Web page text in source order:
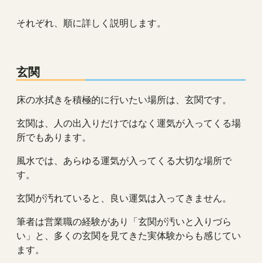
それぞれ、順に詳しく説明します。
玄関
床の水拭きを積極的に行いたい場所は、玄関です。
玄関は、人の出入りだけではなく運気が入ってくる場
所でもあります。
風水では、あらゆる運気が入ってくる大切な場所で
す。
玄関が汚れていると、良い運気は入ってきません。
筆者は営業職の経験があり「玄関が汚いと入りづら
い」と、多くの玄関を見てきた実体験からも感じてい
ます。